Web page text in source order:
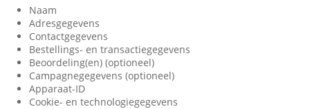
Naam
Adresgegevens
Contactgegevens
Bestellings- en transactiegegevens
Beoordeling(en) (optioneel)
Campagnegegevens (optioneel)
Apparaat-ID
Cookie- en technologiegegevens